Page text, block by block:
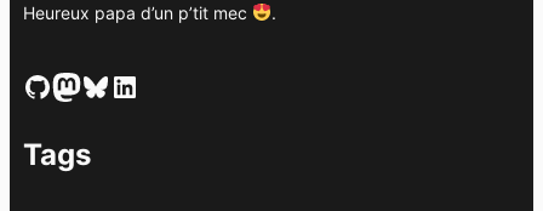
Heureux papa d’un p’tit mec
.
GitHub Mastodon Bluesky LinkedIn
Tags